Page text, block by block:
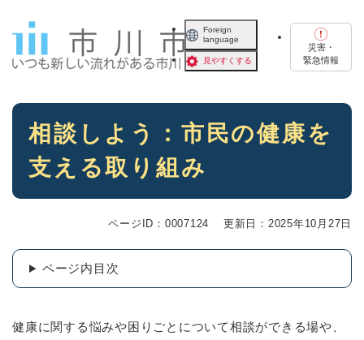
Foreign
language
見やすくする
災害・
緊急情報
本
相談しよう：市民の健康を
支える取り組み
ページID：0007124 更新日：2025年10月27日
ページ内目次
健康に関する悩みや困りごとについて相談ができる場や、